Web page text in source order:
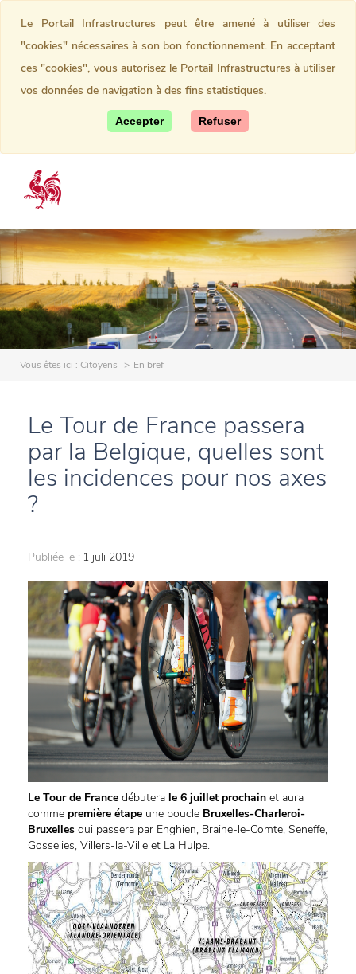
Vous êtes ici : Citoyens En bref
Le Tour de France passera
par la Belgique, quelles sont
les incidences pour nos axes
?
Publiée le : 1 juli 2019
Le Tour de France débutera le 6 juillet prochain et aura
comme première étape une boucle Bruxelles-Charleroi-
Bruxelles qui passera par Enghien, Braine-le-Comte, Seneffe,
Gosselies, Villers-la-Ville et La Hulpe.
Le Portail Infrastructures peut être amené à utiliser des
"cookies" nécessaires à son bon fonctionnement. En acceptant
ces "cookies", vous autorisez le Portail Infrastructures à utiliser
vos données de navigation à des fins statistiques.
Accepter Refuser